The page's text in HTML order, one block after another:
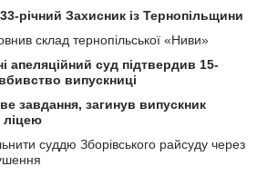
річний Захисник із Тернопільщини
склад тернопільської «Ниви»
апеляційний суд підтвердив 15-
випускниці
завдання, загинув випускник
ліцею
суддю Зборівського райсуду через